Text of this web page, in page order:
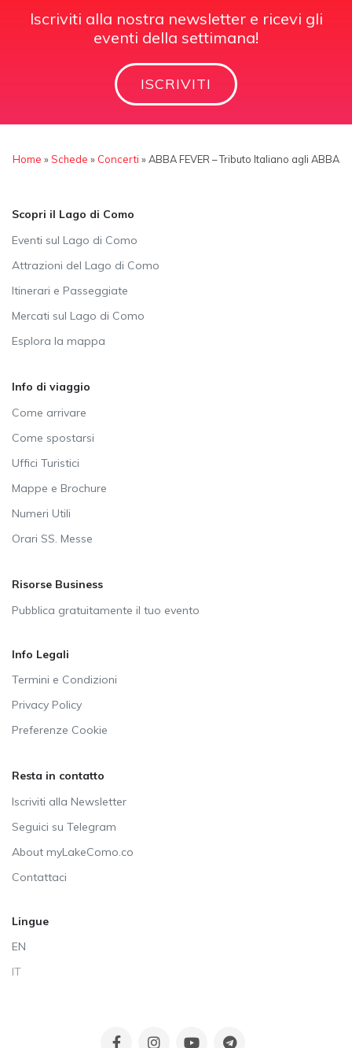
Iscriviti alla nostra newsletter e ricevi gli
eventi della settimana!
ISCRIVITI
Home »Schede » Concerti »ABBA FEVER – Tributo Italiano agli ABBA
Scopri il Lago di Como
Eventi sul Lago di Como
Attrazioni del Lago di Como
Itinerari e Passeggiate
Mercati sul Lago di Como
Esplora la mappa
Info di viaggio
Come arrivare
Come spostarsi
Uffici Turistici
Mappe e Brochure
Numeri Utili
Orari SS. Messe
Risorse Business
Pubblica gratuitamente il tuo evento
Info Legali
Termini e Condizioni
Privacy Policy
Preferenze Cookie
Resta in contatto
Iscriviti alla Newsletter
Seguici su Telegram
About myLakeComo.co
Contattaci
Lingue
EN
IT